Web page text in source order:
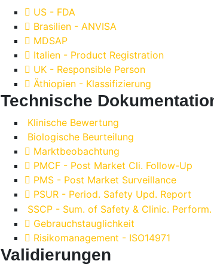
US - FDA
Brasilien - ANVISA
MDSAP
Italien - Product Registration
UK - Responsible Person
Äthiopien - Klassifizierung
Technische
Klinische Bewertung
Biologische Beurteilung
Marktbeobachtung
PMCF - Post Market Cli. Follow-Up
PMS - Post Market Surveillance
PSUR - Period. Safety Upd. Report
SSCP - Sum. of Safety & Clinic. Perform.
Gebrauchstauglichkeit
Risikomanagement - ISO14971
Validierungen